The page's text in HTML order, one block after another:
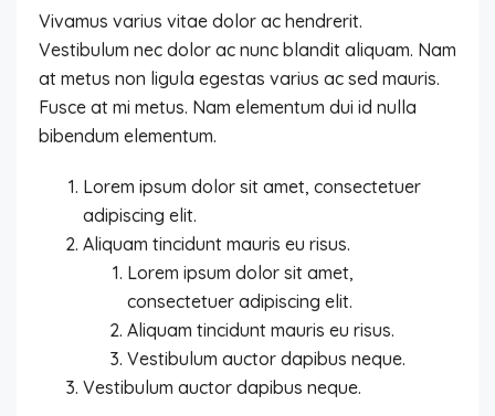
Vivamus varius vitae dolor ac hendrerit.
Vestibulum nec dolor ac nunc blandit aliquam. Nam
at metus non ligula egestas varius ac sed mauris.
Fusce at mi metus. Nam elementum dui id nulla
bibendum elementum.
Lorem ipsum dolor sit amet, consectetuer
adipiscing elit.
Aliquam tincidunt mauris eu risus.
Lorem ipsum dolor sit amet,
consectetuer adipiscing elit.
Aliquam tincidunt mauris eu risus.
Vestibulum auctor dapibus neque.
Vestibulum auctor dapibus neque.